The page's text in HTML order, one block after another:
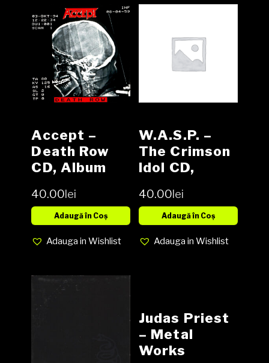
Accept –
Death Row
CD, Album
40.00lei
Adaugă în Coș
Adauga in Wishlist
W.A.S.P. –
The Crimson
Idol CD,
40.00lei
Adaugă în Coș
Adauga in Wishlist
Judas Priest
– Metal
Works